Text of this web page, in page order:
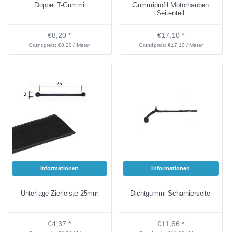
Doppel T-Gummi
€8,20 *
Grundpreis: €8,20 / Meter
Gummiprofil Motorhauben
Seitenteil
€17,10 *
Grundpreis: €17,10 / Meter
Informationen
Unterlage Zierleiste 25mm
€4,37 *
Informationen
Dichtgummi Scharnierseite
€11,66 *